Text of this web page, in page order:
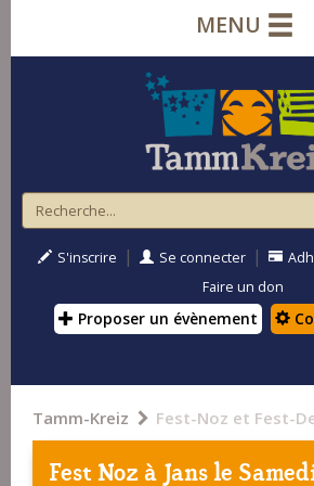
MENU
S'inscrire | Se connecter |
Faire un don
Proposer un évènement
Tamm-Kreiz Fest-Noz et Fest-
Fest Noz à Jansle